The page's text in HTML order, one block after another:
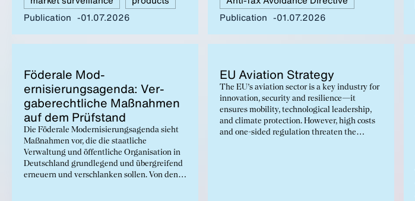
Publication
01.07.2026
Publication
01.07.2026
Föderale Mod­
ernisierungsagen­da: Ver­
gaberechtliche Maß­nah­men
auf dem Prüf­s­tand
Die Föderale Modernisierungsagenda sieht
Maßnahmen vor, die die staatliche
Verwaltung und öffentliche Organisation in
Deutschland grundlegend und übergreifend
erneuern und verschlanken sollen. Von den
EU Avi­a­tion Strat­e­gy
The EU’s aviation sector is a key industry for
innovation, security and resilience—it
ensures mobility, technological leadership,
and climate protection. However, high costs
and one-sided regulation threaten the